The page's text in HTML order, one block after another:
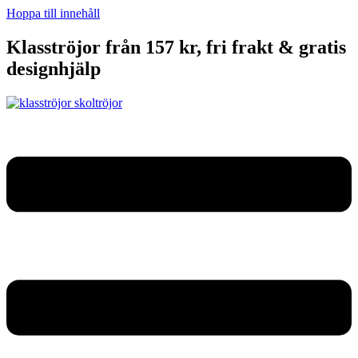
Hoppa till innehåll
Klasströjor från 157 kr, fri frakt & gratis
designhjälp